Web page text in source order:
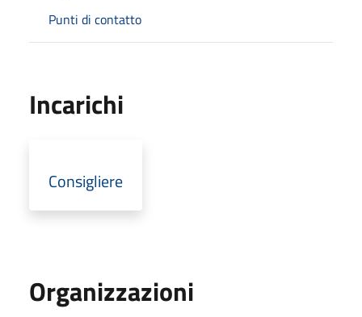
Punti di contatto
Incarichi
Consigliere
Organizzazioni